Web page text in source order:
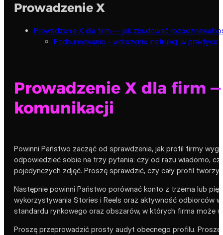
Prowadzenie X dla firm
komunikacji
Powinni Państwo zacząć od sprawdzenia, jak profil firmy
odpowiedzieć sobie na trzy pytania: czy od razu wiadomo,
pojedynczych zdjęć. Proszę sprawdzić, czy cały profil
Następnie powinni Państwo porównać konto z trzema lub
wykorzystywania Stories i Reels oraz aktywność odbiorców
standardu rynkowego oraz obszarów, w których firma może
Proszę przeprowadzić prosty audyt obecnego profilu.
Prowadzenie X
Prowadzenie X dla firm — jak zbudować
Podsumowanie – wdrożenie instrukcji w praktyce